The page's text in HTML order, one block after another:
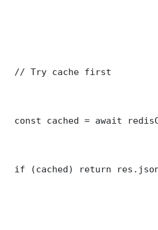
// Try cache first
const cached = await
if (cached) return